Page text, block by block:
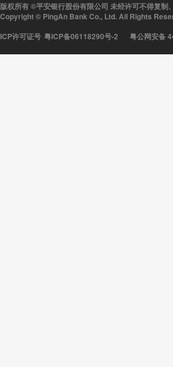
版权所有 ©平安银行股份有限公司 未经许可不得复制
Copyright © PingAn Bank Co., Ltd. All Rights
ICP许可证号 粤ICP备06118290号-2 粤公网安备